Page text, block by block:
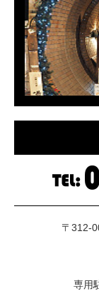
〒312-
専用